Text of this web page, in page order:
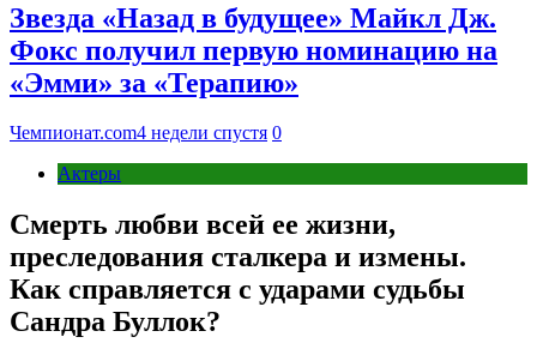
Звезда «Назад в будущее» Майкл Дж.
Фокс получил первую номинацию на
«Эмми» за «Терапию»
Чемпионат.com4 недели спустя 0
Актеры
Смерть любви всей ее жизни,
преследования сталкера и измены.
Как справляется с ударами судьбы
Сандра Буллок?